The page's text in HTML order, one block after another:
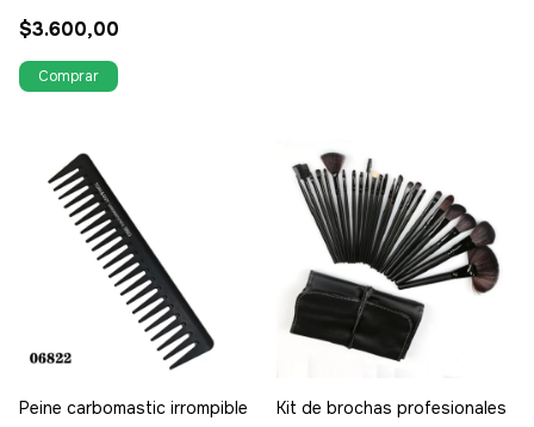
CARTERAS (REALZA
SERPIENTE Y CON DIJE
TREBOL STRASS
$3.600,00
Peine carbomastic irrompible Kit de brochas profesionales